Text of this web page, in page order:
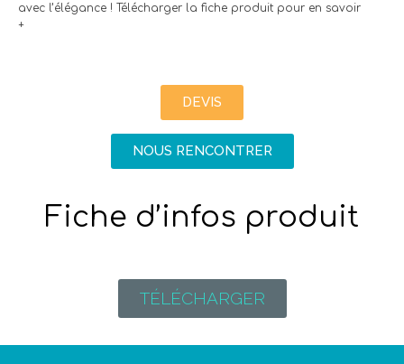
avec l’élégance ! Télécharger la fiche produit pour en savoir
+
DEVIS
NOUS RENCONTRER
Fiche d’infos produit
TÉLÉCHARGER